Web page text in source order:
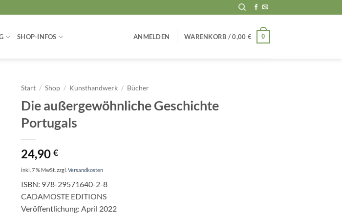
SHOP-INFOS ANMELDEN WARENKORB /0,00 € 0
Start / Shop / Kunsthandwerk / Bücher
Die außergewöhnliche Geschichte
Portugals
24,90 €
inkl. 7 % MwSt. zzgl. Versandkosten
ISBN: 978-29571640-2-8
CADAMOSTE EDITIONS
Veröffentlichung: April 2022